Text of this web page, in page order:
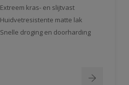
Extreem kras- en slijtvast
Huidvetresistente matte lak
Snelle droging en doorharding